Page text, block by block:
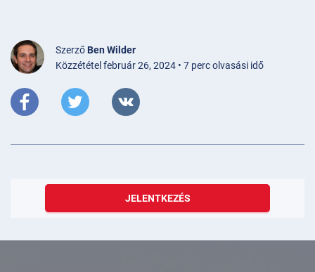
Szerző Ben Wilder
Közzététel február 26, 2024 • 7 perc olvasási idő
JELENTKEZÉS